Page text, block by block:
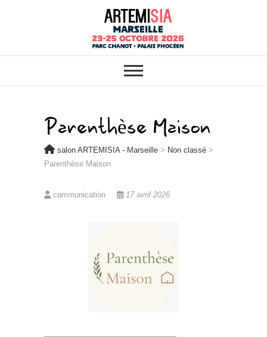
salon ARTEMISIA
– Marseille
ARTEMISIA : VOTRE SALON
BIO, BIEN-ÊTRE ET HABITAT
SAIN À MARSEILLE
Parenthèse Maison
salon ARTEMISIA - Marseille > Non classé >
Parenthèse Maison
communication 17 avril 2026